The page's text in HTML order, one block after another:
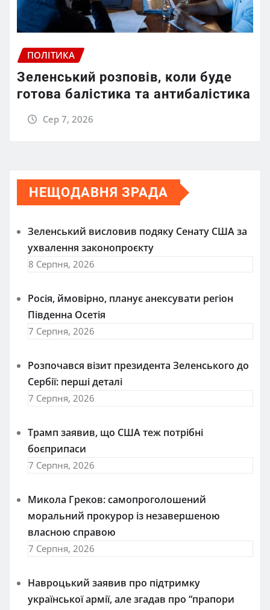
ПОЛІТИКА
Зеленський розповів, коли буде
готова балістика та антибалістика
Сер 7, 2026
НЕЩОДАВНЯ ЗРАДА
Зеленський висловив подяку Сенату США за
ухвалення законопроєкту
8 Серпня, 2026
Росія, ймовірно, планує анексувати регіон
Південна Осетія
7 Серпня, 2026
Розпочався візит президента Зеленського до
Сербії: перші деталі
7 Серпня, 2026
Трамп заявив, що США теж потрібні
боєприпаси
7 Серпня, 2026
Микола Греков: самопроголошений
моральний прокурор із незавершеною
власною справою
7 Серпня, 2026
Навроцький заявив про підтримку
української армії, але згадав про “прапори